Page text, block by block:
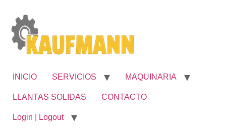
INICIO SERVICIOS MAQUINARIA
LLANTAS SOLIDAS CONTACTO
Login | Logout